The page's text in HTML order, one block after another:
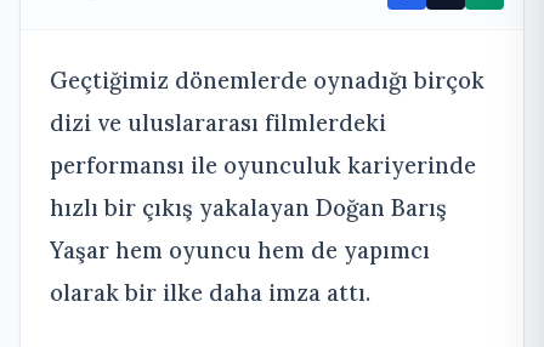
Geçtiğimiz dönemlerde oynadığı birçok
dizi ve uluslararası filmlerdeki
performansı ile oyunculuk kariyerinde
hızlı bir çıkış yakalayan Doğan Barış
Yaşar hem oyuncu hem de yapımcı
olarak bir ilke daha imza attı.